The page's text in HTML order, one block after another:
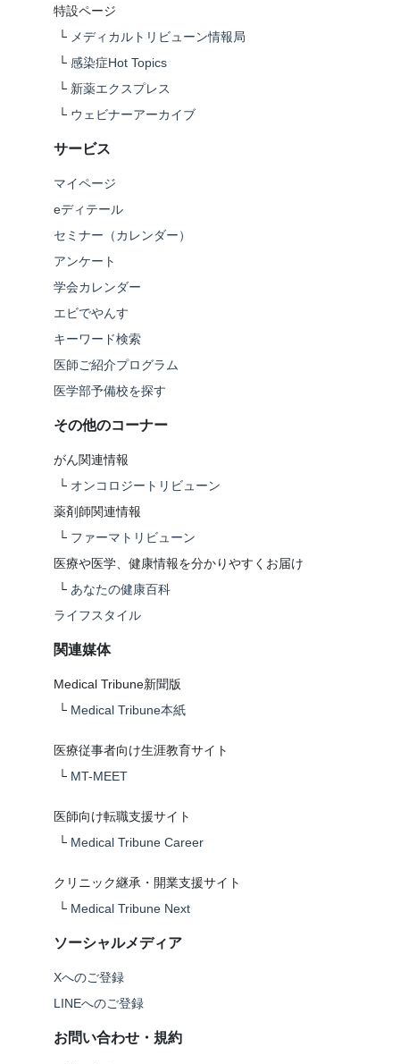
特設ページ
└ メディカルトリビューン情報局
└ 感染症Hot Topics
└ 新薬エクスプレス
└ ウェビナーアーカイブ
サービス
マイページ
eディテール
セミナー（カレンダー）
アンケート
学会カレンダー
エビでやんす
キーワード検索
医師ご紹介プログラム
医学部予備校を探す
その他のコーナー
がん関連情報
└ オンコロジートリビューン
薬剤師関連情報
└ ファーマトリビューン
医療や医学、健康情報を分かりやすくお届け
└ あなたの健康百科
ライフスタイル
関連媒体
Medical Tribune新聞版
└ Medical Tribune本紙
医療従事者向け生涯教育サイト
└ MT-MEET
医師向け転職支援サイト
└ Medical Tribune Career
クリニック継承・開業支援サイト
└ Medical Tribune Next
ソーシャルメディア
Xへのご登録
LINEへのご登録
お問い合わせ・規約